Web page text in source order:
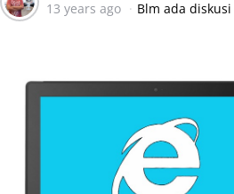
by
13 years ago
Blm ada diskusi